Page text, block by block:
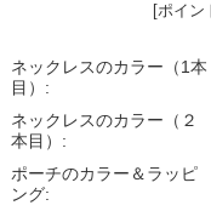
[ポイン
ネックレスのカラー（1本
目）:
ネックレスのカラー（２
本目）:
ポーチのカラー＆ラッピ
ング: